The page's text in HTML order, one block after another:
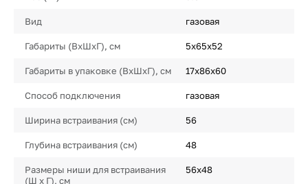
Вид газовая
Габариты (ВхШхГ), см 5х65х52
Габариты в упаковке (ВхШхГ), см 17х86х60
Способ подключения газовая
Ширина встраивания (см) 56
Глубина встраивания (см) 48
Размеры ниши для встраивания
(Ш х Г), см
56х48